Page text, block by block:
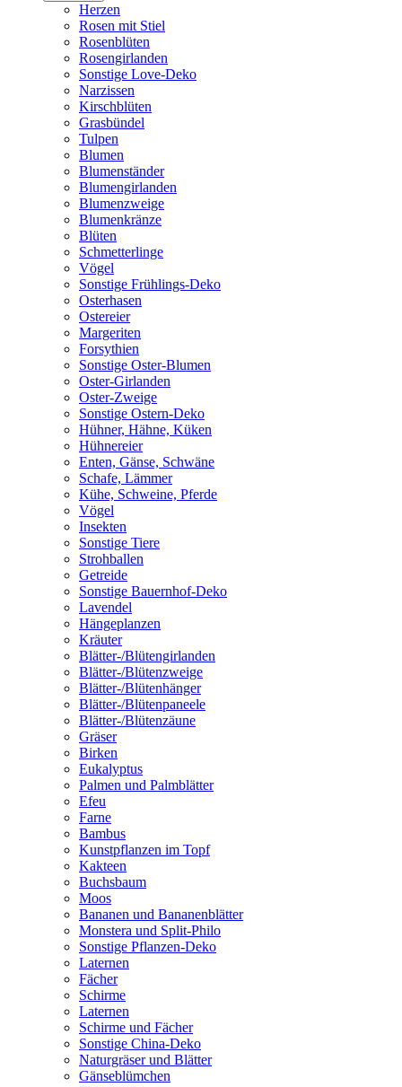
Herzen
Rosen mit Stiel
Rosenblüten
Rosengirlanden
Sonstige Love-Deko
Narzissen
Kirschblüten
Grasbündel
Tulpen
Blumen
Blumenständer
Blumengirlanden
Blumenzweige
Blumenkränze
Blüten
Schmetterlinge
Vögel
Sonstige Frühlings-Deko
Osterhasen
Ostereier
Margeriten
Forsythien
Sonstige Oster-Blumen
Oster-Girlanden
Oster-Zweige
Sonstige Ostern-Deko
Hühner, Hähne, Küken
Hühnereier
Enten, Gänse, Schwäne
Schafe, Lämmer
Kühe, Schweine, Pferde
Vögel
Insekten
Sonstige Tiere
Strohballen
Getreide
Sonstige Bauernhof-Deko
Lavendel
Hängeplanzen
Kräuter
Blätter-/Blütengirlanden
Blätter-/Blütenzweige
Blätter-/Blütenhänger
Blätter-/Blütenpaneele
Blätter-/Blütenzäune
Gräser
Birken
Eukalyptus
Palmen und Palmblätter
Efeu
Farne
Bambus
Kunstpflanzen im Topf
Kakteen
Buchsbaum
Moos
Bananen und Bananenblätter
Monstera und Split-Philo
Sonstige Pflanzen-Deko
Laternen
Fächer
Schirme
Laternen
Schirme und Fächer
Sonstige China-Deko
Naturgräser und Blätter
Gänseblümchen